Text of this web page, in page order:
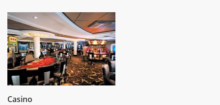
Casino